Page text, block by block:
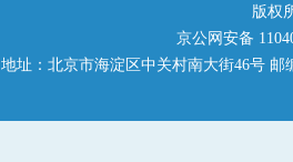
版权
京公网安备
地址：北京市海淀区中关村南大街46号 邮